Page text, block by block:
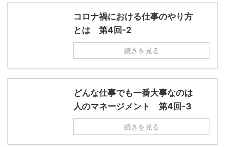
コロナ禍における仕事のやり方
とは 第4回-2
続きを見る
どんな仕事でも一番大事なのは
人のマネージメント 第4回-3
続きを見る